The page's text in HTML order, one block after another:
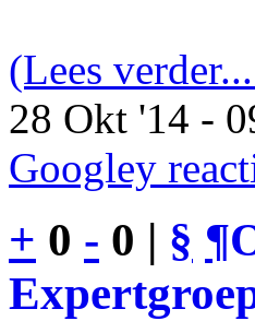
(Lees
28 Okt '14 -
Googley
+ 0 - 0 | § ¶